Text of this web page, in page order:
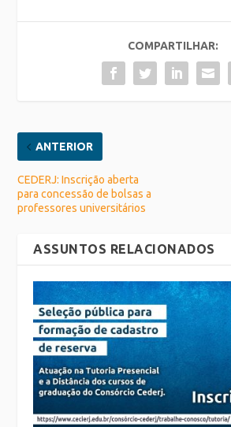
COMPARTILHAR:
ANTERIOR
CEDERJ: Inscrição aberta
para concessão de bolsas a
professores universitários
ASSUNTOS RELACIONADOS